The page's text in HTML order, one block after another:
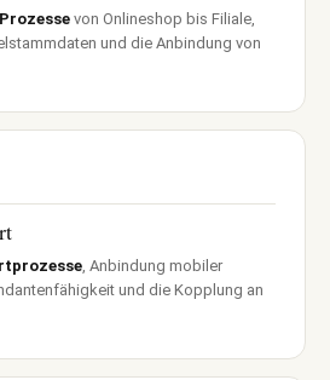
von Onlineshop bis Filiale,
und die Anbindung von
, Anbindung mobiler
und die Kopplung an